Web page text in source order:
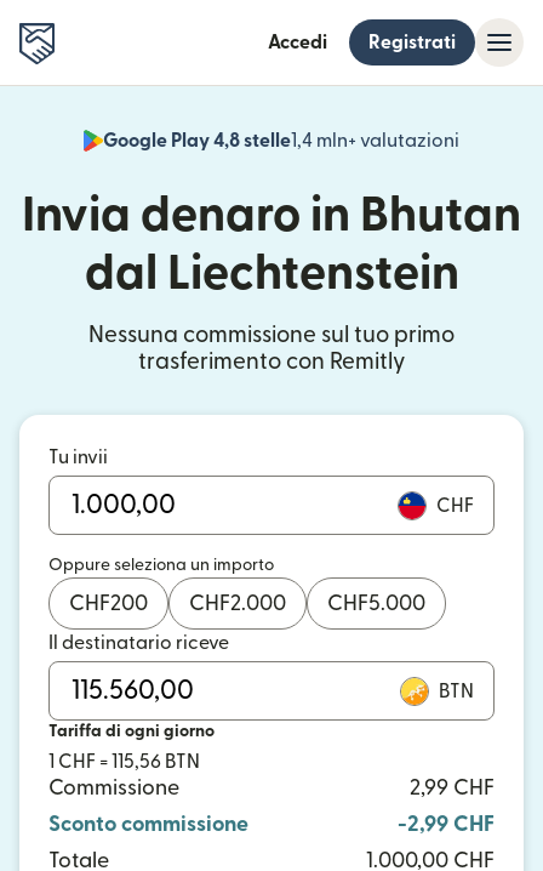
Accedi Registrati
Google Play 4,8 stelle1,4 mln+ valutazioni
Invia denaro in Bhutan
dal Liechtenstein
Nessuna commissione sul tuo primo
trasferimento con Remitly
Tu invii
CHF
Oppure seleziona un importo
CHF200 CHF2.000 CHF5.000
Il destinatario riceve
BTN
Tariffa di ogni giorno
1 CHF = 115,56 BTN
Commissione
2,99 CHF
Sconto commissione
-2,99 CHF
Totale
1.000,00 CHF